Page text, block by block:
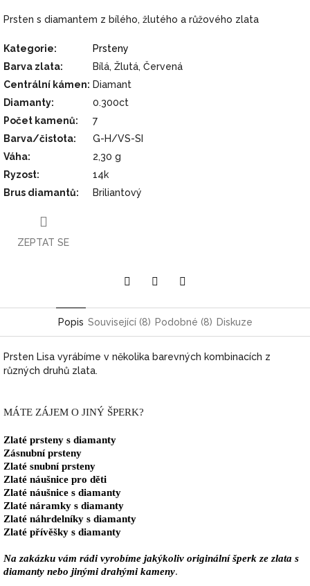
Prsten s diamantem z bílého, žlutého a růžového zlata
Kategorie:
Prsteny
Barva zlata:
Bílá, Žlutá, Červená
Centrální kámen: Diamant
Diamanty:
0.300ct
Počet kamenů:
7
Barva/čistota:
G-H/VS-SI
Váha:
2,30 g
Ryzost:
14k
Brus diamantů: Briliantový
ZEPTAT SE
Popis Související (8) Podobné (8) Diskuze
Prsten Lisa vyrábíme v několika barevných kombinacích z
různých druhů zlata.
MÁTE ZÁJEM O JINÝ ŠPERK?
Zlaté prsteny s diamanty
Zásnubní prsteny
Zlaté snubní prsteny
Zlaté náušnice pro děti
Zlaté náušnice s diamanty
Zlaté náramky s diamanty
Zlaté náhrdelníky s diamanty
Zlaté přívěšky s diamanty
Na zakázku vám rádi vyrobíme jakýkoliv originální šperk ze zlata s
diamanty nebo jinými drahými kameny.